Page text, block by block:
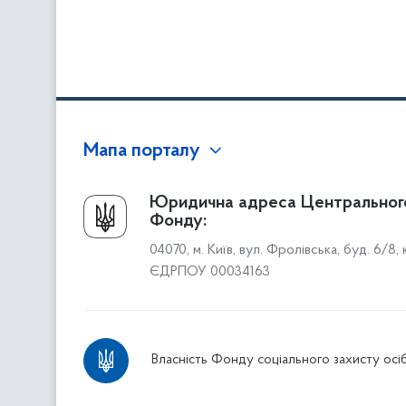
Мапа порталу
Про Фонд
Керівництво
Структура Фонду
Територіальні відділення
Дніпропетровське відділення
Юридична адреса
Фонду:
04070, м. Київ, вул. Фролівська, буд. 6/8,
ЄДРПОУ 00034163
Власність Фонду соціального захисту осіб